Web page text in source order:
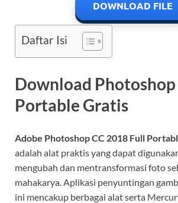
DOWNLOAD FILE
Daftar Isi
Download Photoshop
Portable Gratis
Adobe Photoshop CC 2018 Full
adalah alat praktis yang dapat
mengubah dan mentransformasi foto
mahakarya. Aplikasi penyuntingan
ini mencakup berbagai alat serta